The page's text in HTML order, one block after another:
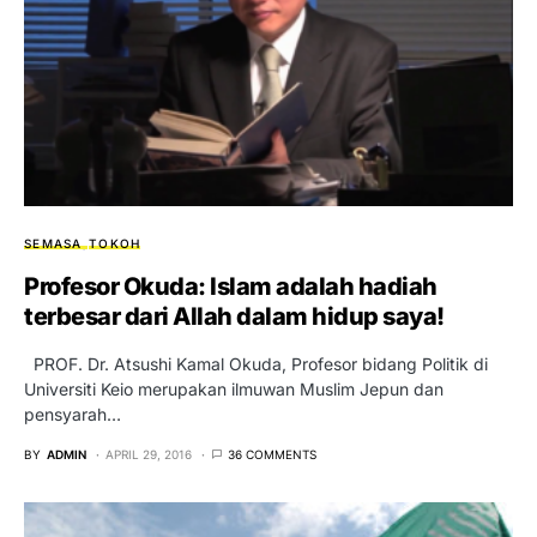
SEMASA TOKOH
Profesor Okuda: Islam adalah hadiah
terbesar dari Allah dalam hidup saya!
PROF. Dr. Atsushi Kamal Okuda, Profesor bidang Politik di
Universiti Keio merupakan ilmuwan Muslim Jepun dan
pensyarah…
BY ADMIN APRIL 29, 2016 36 COMMENTS